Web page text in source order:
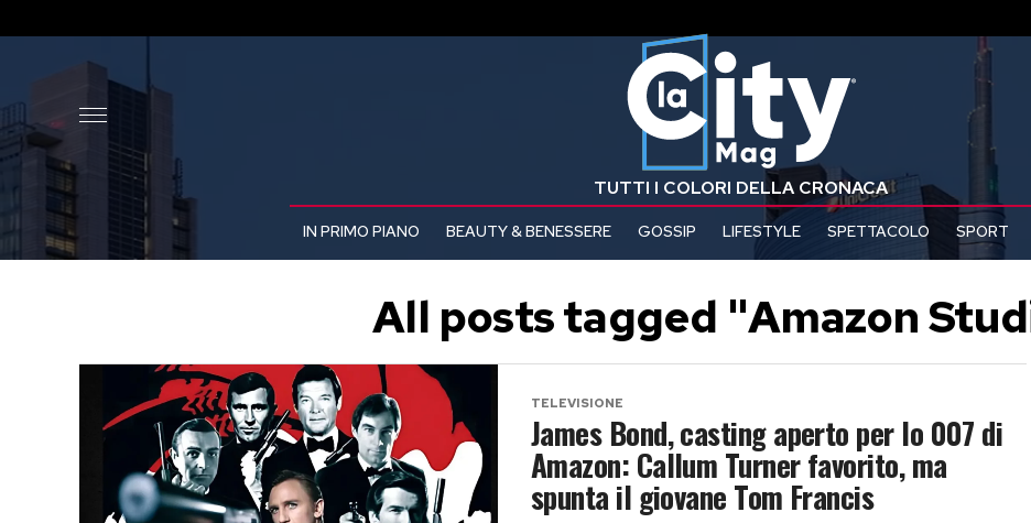
TUTTI I COLORI DELLA CRONACA
IN PRIMO PIANO BEAUTY & BENESSERE GOSSIP LIFESTYLE SPETTACOLO SPORT
All posts tagged "Amazon
TELEVISIONE
James Bond, casting aperto per lo 007 di
Amazon: Callum Turner favorito, ma
spunta il giovane Tom Francis